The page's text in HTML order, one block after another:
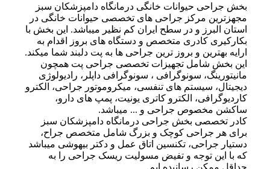
بخش جراحی حیوانات خانگی درمانگاه دامپزشکان سبز
مجهزترین مرکز جراحی های تخصصی حیوانات خانگی در
استان البرز و در سطح ایران کم نظیر میباشد. این بخش با
بکارکیری کادری متخصص و دستگاه های بروز اقدام به
ارایه بهترین و بروز ترین جراحی ها به پت دلبند شما میکند.
این بخش شامل تجهیزات تخصصی جراحی پت همچون
مانیتورینگ، سونوگرافی ، سونوگرافی داپلر، رادیولوژی
دیجیتال، سیستم های تنفسی، میکروموتور جراحی، الکترو
کاردیوگرافی، الکترو کاتری یونیت، پمپ های دارو،
ساکشن مخصوص جراحی و ... میباشد.
کادر تخصصی بخش جراحی درمانگاه دامپزشکان سبز
برای هر جراحی کوچک و بزرگ شامل متخصص جراح،
دستیار جراحی، تکنسین اتاق عمل و دکتر بیهوشی میباشد
که با این توجه و تفیض مسولیت ریسک جراحی را به
حداقل ممکن رسانیده ایم.